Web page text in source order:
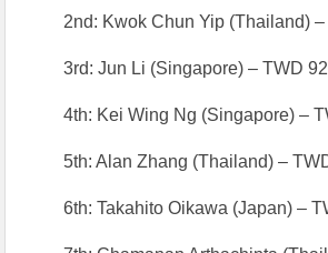
2nd: Kwok Chun Yip (Thailand)
3rd: Jun Li (Singapore) – TWD
4th: Kei Wing Ng (Singapore) –
5th: Alan Zhang (Thailand) –
6th: Takahito Oikawa (Japan) –